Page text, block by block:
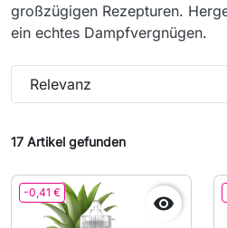
großzügigen Rezepturen.
ein echtes Dampfvergnügen.
17 Artikel gefunden
Relevanz
-0,41 € 